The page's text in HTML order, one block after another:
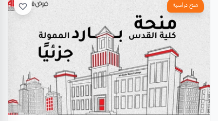
منح دراسية